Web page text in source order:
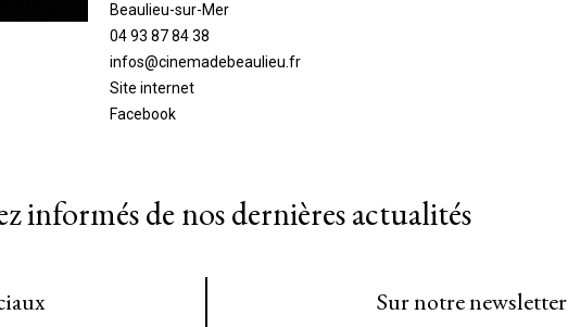
Beaulieu-sur-Mer
04 93 87 84 38
infos@cinemadebeaulieu.fr
Site internet
Facebook
informés de nos dernières actualités
Sur notre newsletter